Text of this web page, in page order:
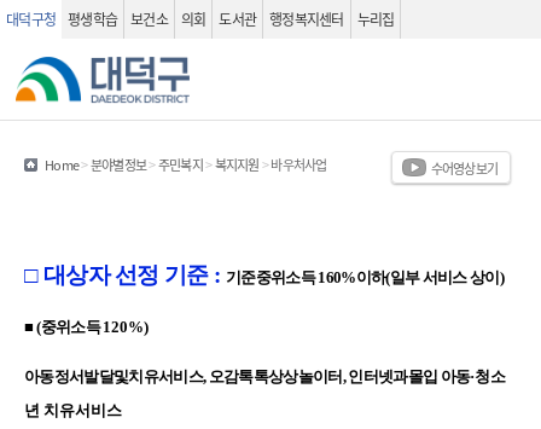
대덕구청 평생학습 보건소 의회 도서관 행정복지센터 누리집
Home>분야별정보>주민복지>복지지원>바우처사업 수어영상보기
□ 대상자 선정 기준 : 기준중위소득160%이하(일부 서비스 상이)
■ (중위소득120%)
아동정서발달및치유서비스, 오감톡톡상상놀이터, 인터넷과몰입 아동·청소
년 치유서비스